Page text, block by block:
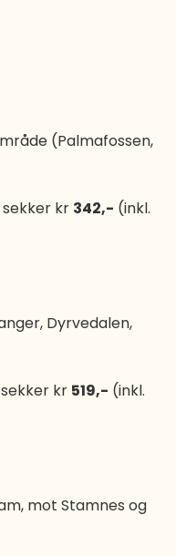
(Palmafossen,
sekker kr 342,- (inkl.
Dyrvedalen,
kr 519,- (inkl.
mot Stamnes og